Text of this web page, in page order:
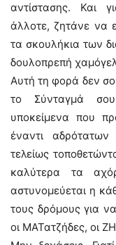
αντίστασης. Και
άλλοτε, ζητάνε να
τα σκουλήκια των
δουλοπρεπή
Αυτή τη φορά δεν
το Σύνταγμά
υποκείμενα που
έναντι
τελείως
καλύτερα τα
αστυνομεύεται η
τους δρόμους για
οι ΜΑΤατζήδες, οι